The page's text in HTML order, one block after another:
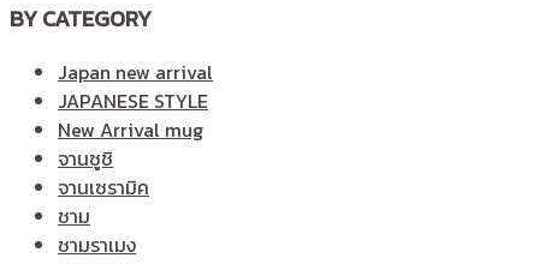
BY CATEGORY
Japan new arrival
JAPANESE STYLE
New Arrival mug
จานซูชิ
จานเซรามิค
ชาม
ชามราเมง